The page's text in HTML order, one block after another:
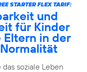
STARTER FLEX TARIF:
und
für Kinder
Eltern in der
soziale Leben